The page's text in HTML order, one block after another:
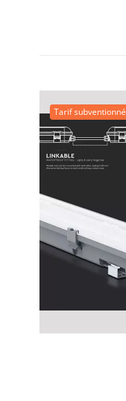
Tarif subventionné